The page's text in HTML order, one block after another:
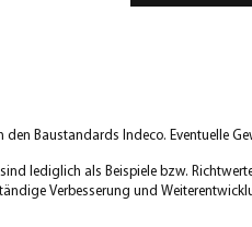
Baustandards Indeco. Eventuelle
lediglich als Beispiele bzw.
Verbesserung und